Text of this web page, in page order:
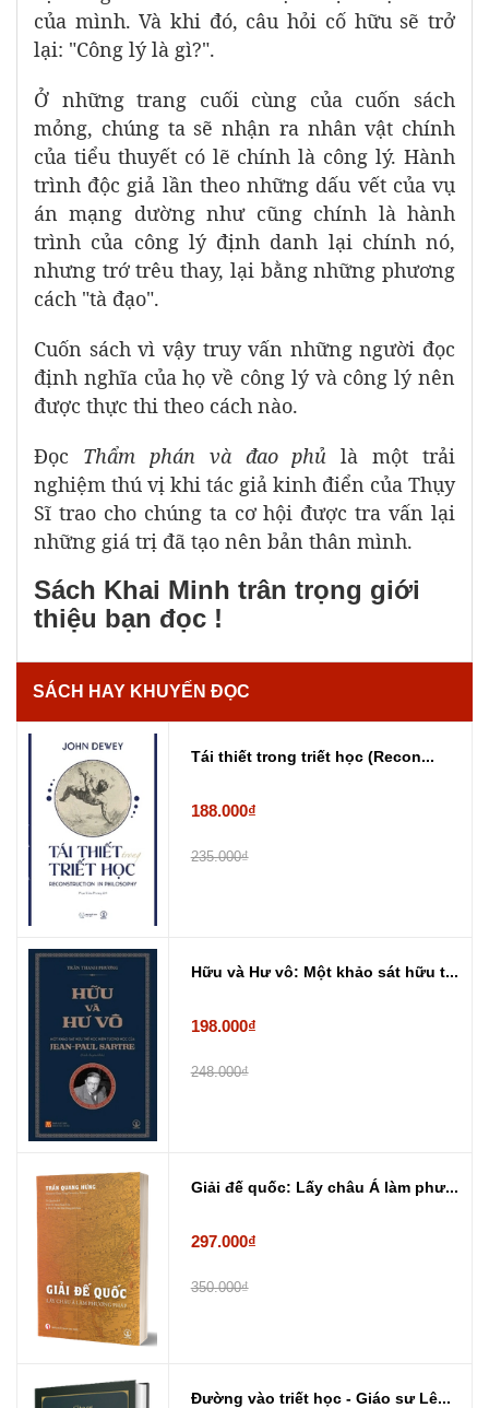
của mình. Và khi đó, câu hỏi cố hữu sẽ trở
lại: "Công lý là gì?".
Ở những trang cuối cùng của cuốn sách
mỏng, chúng ta sẽ nhận ra nhân vật chính
của tiểu thuyết có lẽ chính là công lý. Hành
trình độc giả lần theo những dấu vết của vụ
án mạng dường như cũng chính là hành
trình của công lý định danh lại chính nó,
nhưng trớ trêu thay, lại bằng những phương
cách "tà đạo".
Cuốn sách vì vậy truy vấn những người đọc
định nghĩa của họ về công lý và công lý nên
được thực thi theo cách nào.
Đọc Thẩm phán và đao phủ là một trải
nghiệm thú vị khi tác giả kinh điển của Thụy
Sĩ trao cho chúng ta cơ hội được tra vấn lại
những giá trị đã tạo nên bản thân mình.
Sách Khai Minh trân trọng giới
thiệu bạn đọc !
SÁCH HAY KHUYẾN ĐỌC
Tái thiết trong triết học (Recon...
188.000₫
235.000₫
Hữu và Hư vô: Một khảo sát hữu t...
198.000₫
248.000₫
Giải đế quốc: Lấy châu Á làm phư...
297.000₫
350.000₫
Đường vào triết học - Giáo sư Lê...